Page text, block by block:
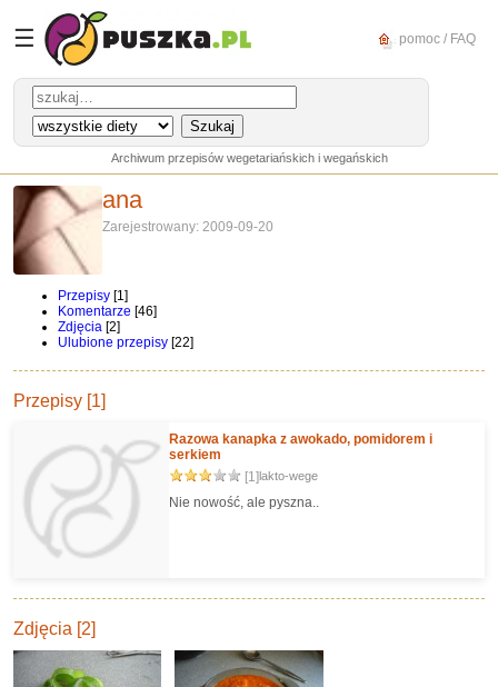
☰ pomoc / FAQ
Archiwum przepisów wegetariańskich i wegańskich
ana
Zarejestrowany: 2009-09-20
Przepisy [1]
Komentarze [46]
Zdjęcia [2]
Ulubione przepisy [22]
Przepisy [1]
Razowa kanapka z awokado, pomidorem i
serkiem
[1]lakto-wege
Nie nowość, ale pyszna..
Zdjęcia [2]